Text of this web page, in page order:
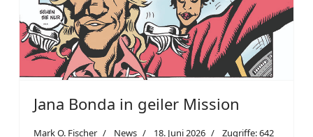
Jana Bonda in geiler Mission
Mark O. Fischer News 18. Juni 2026 Zugriffe: 642